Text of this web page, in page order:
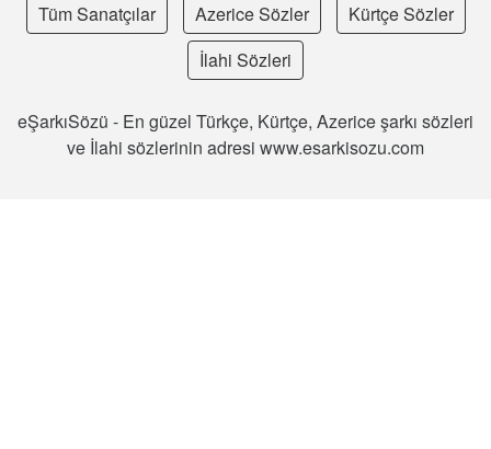
Tüm Sanatçılar Azerice Sözler
Kürtçe Sözler
İlahi Sözleri
eŞarkıSözü - En güzel Türkçe, Kürtçe, Azerice şarkı sözleri
ve İlahi sözlerinin adresi www.esarkisozu.com